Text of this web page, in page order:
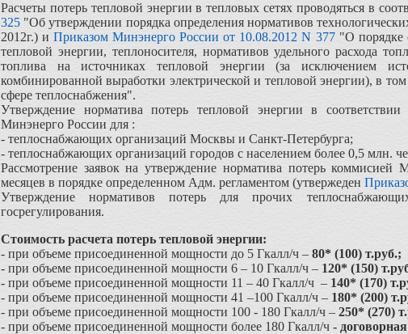
Расчеты потерь тепловой энергии в тепловых сетях проводяться в
325 "Об утверждении порядка определения нормативов
2012г.) иПриказом Минэнерго России от 10.08.2012 N 377"О порядке
тепловой энергии, теплоносителя, нормативов удельного расхода
топлива на источниках тепловой энергии (за исключением
комбинированной выработки электрической и тепловой энергии), в
сфере теплоснабжения".
Утверждение норматива потерь тепловой энергии в
Минэнерго России для :
- теплоснабжающих организаций Москвы и Санкт-Петербурга;
- теплоснабжающих организаций городов с населением более 0,5 млн.
Рассмотрение заявок на утверждение норматива потерь
месяцев в порядке определенном Адм. регламентом (утвержеден
Утверждение нормативов потерь для прочих
госрегулирования.
Стоимость расчета потерь тепловой энергии:
- при объеме присоединенной мощности до 5 Гкалл/ч – 80* (100) т.руб.;
- при объеме присоединенной мощности 6 – 10 Гкалл/ч – 120* (150)
- при объеме присоединенной мощности 11 – 40 Гкалл/ч – 140* (170)
- при объеме присоединенной мощности 41 –100 Гкалл/ч – 180* (200)
- при объеме присоединенной мощности 100 - 180 Гкалл/ч – 250* (270)
- при объеме присоединенной мощности более 180 Гкалл/ч -